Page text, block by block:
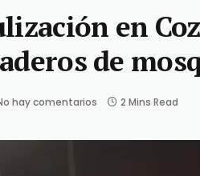
en
de
hay comentarios 2 Mins Read